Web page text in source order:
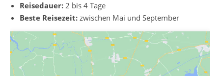
Reisedauer: 2 bis 4 Tage
Beste Reisezeit: zwischen Mai und September